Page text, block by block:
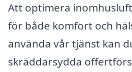
Att optimera
för både komfort och
använda vår tjänst kan
skräddarsydda